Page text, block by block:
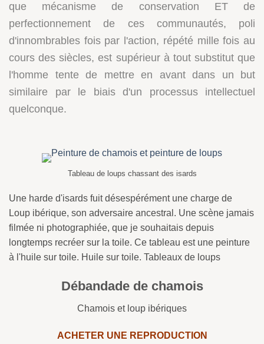
que mécanisme de conservation ET de
perfectionnement de ces communautés, poli
d'innombrables fois par l'action, répété mille fois au
cours des siècles, est supérieur à tout substitut que
l'homme tente de mettre en avant dans un but
similaire par le biais d'un processus intellectuel
quelconque.
Tableau de loups chassant des isards
Une harde d'isards fuit désespérément une charge de
Loup ibérique, son adversaire ancestral. Une scène jamais
filmée ni photographiée, que je souhaitais depuis
longtemps recréer sur la toile. Ce tableau est une peinture
à l'huile sur toile. Huile sur toile. Tableaux de loups
Débandade de chamois
Chamois et loup ibériques
ACHETER UNE REPRODUCTION